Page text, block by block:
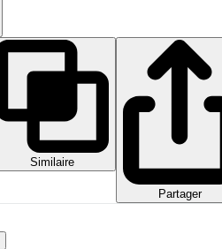
Similaire
Partager